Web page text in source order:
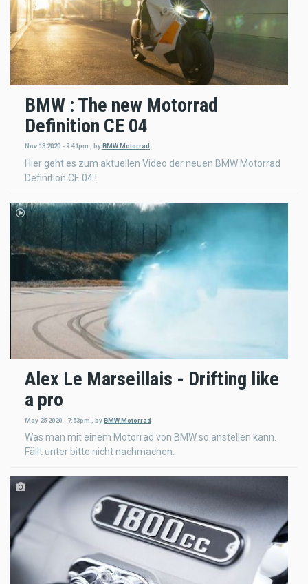
BMW : The new Motorrad
Definition CE 04
Nov 13 2020 - 9:41pm , by BMW Motorrad
Hier geht es zum aktuellen Video der neuen BMW Motorrad
Definition CE 04 !
Alex Le Marseillais - Drifting like
a pro
May 25 2020 - 7:53pm byBMW Motorrad
Was man mit einem Motorrad von BMW so anstellen kann.
Fällt unter bitte nicht nachmachen.